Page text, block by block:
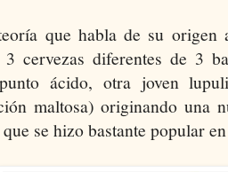
que habla de su origen
3 cervezas diferentes de 3
ácido, otra joven
maltosa) originando una
se hizo bastante popular